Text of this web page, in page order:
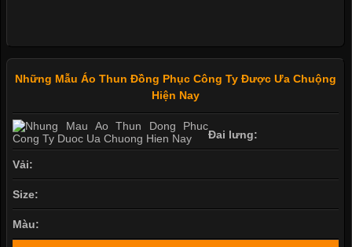
Những Mẫu Áo Thun Đồng Phục Công Ty Được Ưa Chuộng
Hiện Nay
Đai lưng:
Vải:
Size:
Màu: